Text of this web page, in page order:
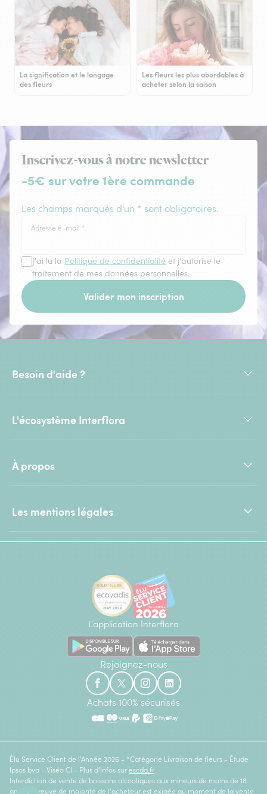
La signification et le langage
des fleurs
Les fleurs les plus abordables à
acheter selon la saison
Inscrivez-vous à notre newsletter
-5€ sur votre 1ère commande
Les champs marqués d'un * sont obligatoires.
Adresse e-mail *
J'ai lu la Politique de confidentialité et j'autorise le
traitement de mes données personnelles.
Valider mon inscription
Besoin d'aide ?
L'écosystème Interflora
À propos
Les mentions légales
L'application Interflora
Rejoignez-nous
Achats 100% sécurisés
Élu Service Client de l'Année 2026 - *Catégorie Livraison de fleurs - Étude
Ipsos bva - Viséo CI - Plus d'infos sur escda.fr
Interdiction de vente de boissons alcooliques aux mineurs de moins de 18
ans. La preuve de majorité de l'acheteur est exigée au moment de la vente